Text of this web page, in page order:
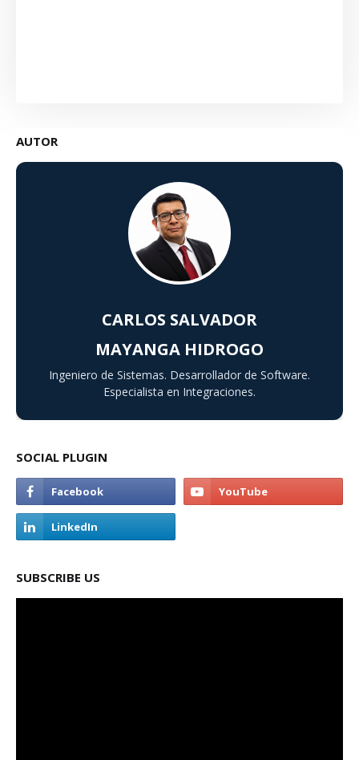
AUTOR
CARLOS SALVADOR
MAYANGA HIDROGO
Ingeniero de Sistemas. Desarrollador de Software.
Especialista en Integraciones.
SOCIAL PLUGIN
SUBSCRIBE US